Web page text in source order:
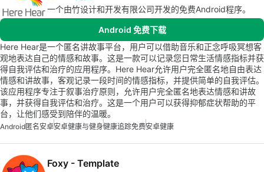
一个由竹设计和开发有限公司开发的免费Android程序。
Android 免费下载
Here Hear是一个匿名讲故事平台，用户可以借助音乐和正念呼吸冥想客
观地表达自己的情感和故事。这是一款可以记录您日常生活情感指标并获
得自我评估和治疗的应用程序。Here Hear允许用户完全匿名地自由表达
情感和讲故事，客观记录一段时间的情感指标，并提供简单的自我评估。
该应用程序专注于叙事治疗原则，允许用户完全匿名地表达情感和讲故
事，并获得自我评估和治疗。这是一个用户可以获得抑郁症状帮助的平
台，让他们感受到陪伴的温暖。
Android匿名安卓安卓健康与健身健康追踪免费安卓健康
Foxy - Template